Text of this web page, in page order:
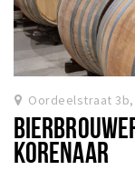
Oordeelstraat
KORENAAR